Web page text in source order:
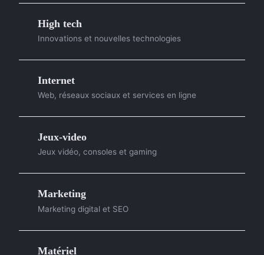
High tech
Innovations et nouvelles technologies
Internet
Web, réseaux sociaux et services en ligne
Jeux-video
Jeux vidéo, consoles et gaming
Marketing
Marketing digital et SEO
Matériel